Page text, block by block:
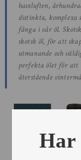
havsluften,
distinkta, komplexa
fånga i vår öl.
skotsk öl, för att
utmanande och
perfekta ölet för att
återstående
Har